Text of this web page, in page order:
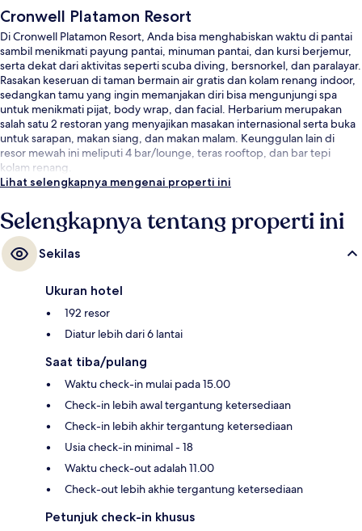
Cronwell Platamon Resort
Di Cronwell Platamon Resort, Anda bisa menghabiskan waktu di pantai
sambil menikmati payung pantai, minuman pantai, dan kursi berjemur,
serta dekat dari aktivitas seperti scuba diving, bersnorkel, dan paralayar.
Rasakan keseruan di taman bermain air gratis dan kolam renang indoor,
sedangkan tamu yang ingin memanjakan diri bisa mengunjungi spa
untuk menikmati pijat, body wrap, dan facial. Herbarium merupakan
salah satu 2 restoran yang menyajikan masakan internasional serta buka
untuk sarapan, makan siang, dan makan malam. Keunggulan lain di
resor mewah ini meliputi 4 bar/lounge, teras rooftop, dan bar tepi
kolam renang.
Lihat selengkapnya mengenai properti ini
Selengkapnya tentang properti ini
Sekilas
Ukuran hotel
192 resor
Diatur lebih dari 6 lantai
Saat tiba/pulang
Waktu check-in mulai pada 15.00
Check-in lebih awal tergantung ketersediaan
Check-in lebih akhir tergantung ketersediaan
Usia check-in minimal - 18
Waktu check-out adalah 11.00
Check-out lebih akhie tergantung ketersediaan
Petunjuk check-in khusus